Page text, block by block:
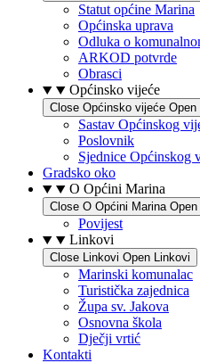
Statut općine Marina
Općinska uprava
Odluka o
ARKOD potvrde
Obrasci
Općinsko vijeće
Close Općinsko vijeće Open
Sastav Općinskog
Poslovnik
Sjednice Općinskog
Gradsko oko
O Općini Marina
Close O Općini Marina
Povijest
Linkovi
Close Linkovi Open Linkovi
Marinski komunalac
Turistička zajednica
Župa sv. Jakova
Osnovna škola
Dječji vrtić
Kontakti